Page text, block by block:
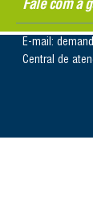
E-mail:
Central de